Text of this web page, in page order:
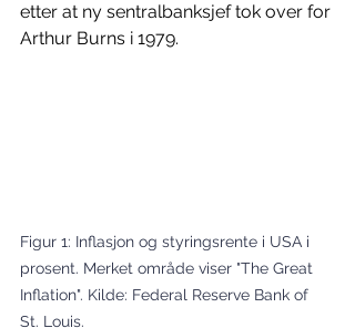
etter at ny sentralbanksjef tok over for
Arthur Burns i 1979.
Figur 1: Inflasjon og styringsrente i USA i
prosent. Merket område viser "The Great
Inflation". Kilde: Federal Reserve Bank of
St. Louis.